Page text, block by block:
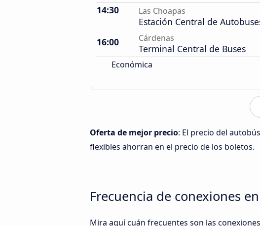
14:30 Las Choapas
Estación Central de
16:00
Cárdenas
Terminal Central de Buses
Económica
Oferta de mejor precio: El precio del
flexibles ahorran en el precio de los boletos.
Frecuencia de conexiones
Mira aquí cuán frecuentes son las